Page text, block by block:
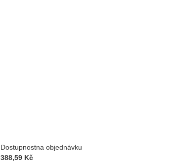
Dostupnostna objednávku
388,59 Kč